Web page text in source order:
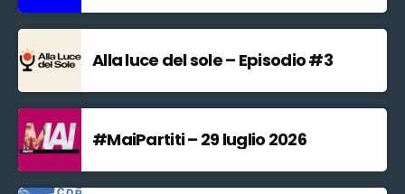
Alla luce del sole – Episodio #3
#MaiPartiti – 29 luglio 2026